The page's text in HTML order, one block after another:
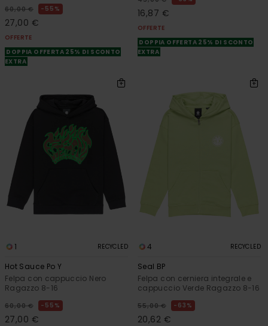
60,00 € 55%
27,00 €
OFFERTE
DOPPIA OFFERTA 25% DI SCONTO
EXTRA
16,87 €
OFFERTE
DOPPIA OFFERTA 25% DI SCONTO
EXTRA
1 RECYCLED
Hot Sauce Po Y
Felpa con cappuccio Nero
Ragazzo 8-16
60,00 € 55%
27,00 €
4 RECYCLED
Seal BP
Felpa con cerniera integrale e
cappuccio Verde Ragazzo 8-16
55,00 € 63%
20,62 €